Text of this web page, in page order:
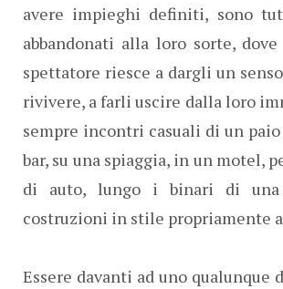
avere impieghi definiti, sono
abbandonati alla loro sorte,
spettatore riesce a dargli un
rivivere, a farli uscire dalla loro
sempre incontri casuali di un
bar, su una spiaggia, in un motel,
di auto, lungo i binari di una
costruzioni in stile propriamente
Essere davanti ad uno qualunque